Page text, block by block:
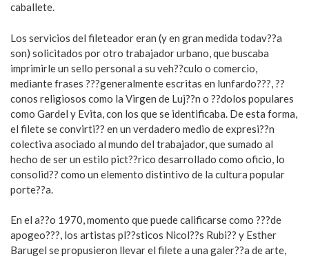
caballete.
Los servicios del fileteador eran (y en gran medida todav??a
son) solicitados por otro trabajador urbano, que buscaba
imprimirle un sello personal a su veh??culo o comercio,
mediante frases ???generalmente escritas en lunfardo???, ??
conos religiosos como la Virgen de Luj??n o ??dolos populares
como Gardel y Evita, con los que se identificaba. De esta forma,
el filete se convirti?? en un verdadero medio de expresi??n
colectiva asociado al mundo del trabajador, que sumado al
hecho de ser un estilo pict??rico desarrollado como oficio, lo
consolid?? como un elemento distintivo de la cultura popular
porte??a.
En el a??o 1970, momento que puede calificarse como ???de
apogeo???, los artistas pl??sticos Nicol??s Rubi?? y Esther
Barugel se propusieron llevar el filete a una galer??a de arte,